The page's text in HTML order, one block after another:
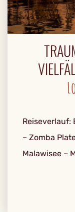
Reiseverlauf:
– Zomba
Malawisee –